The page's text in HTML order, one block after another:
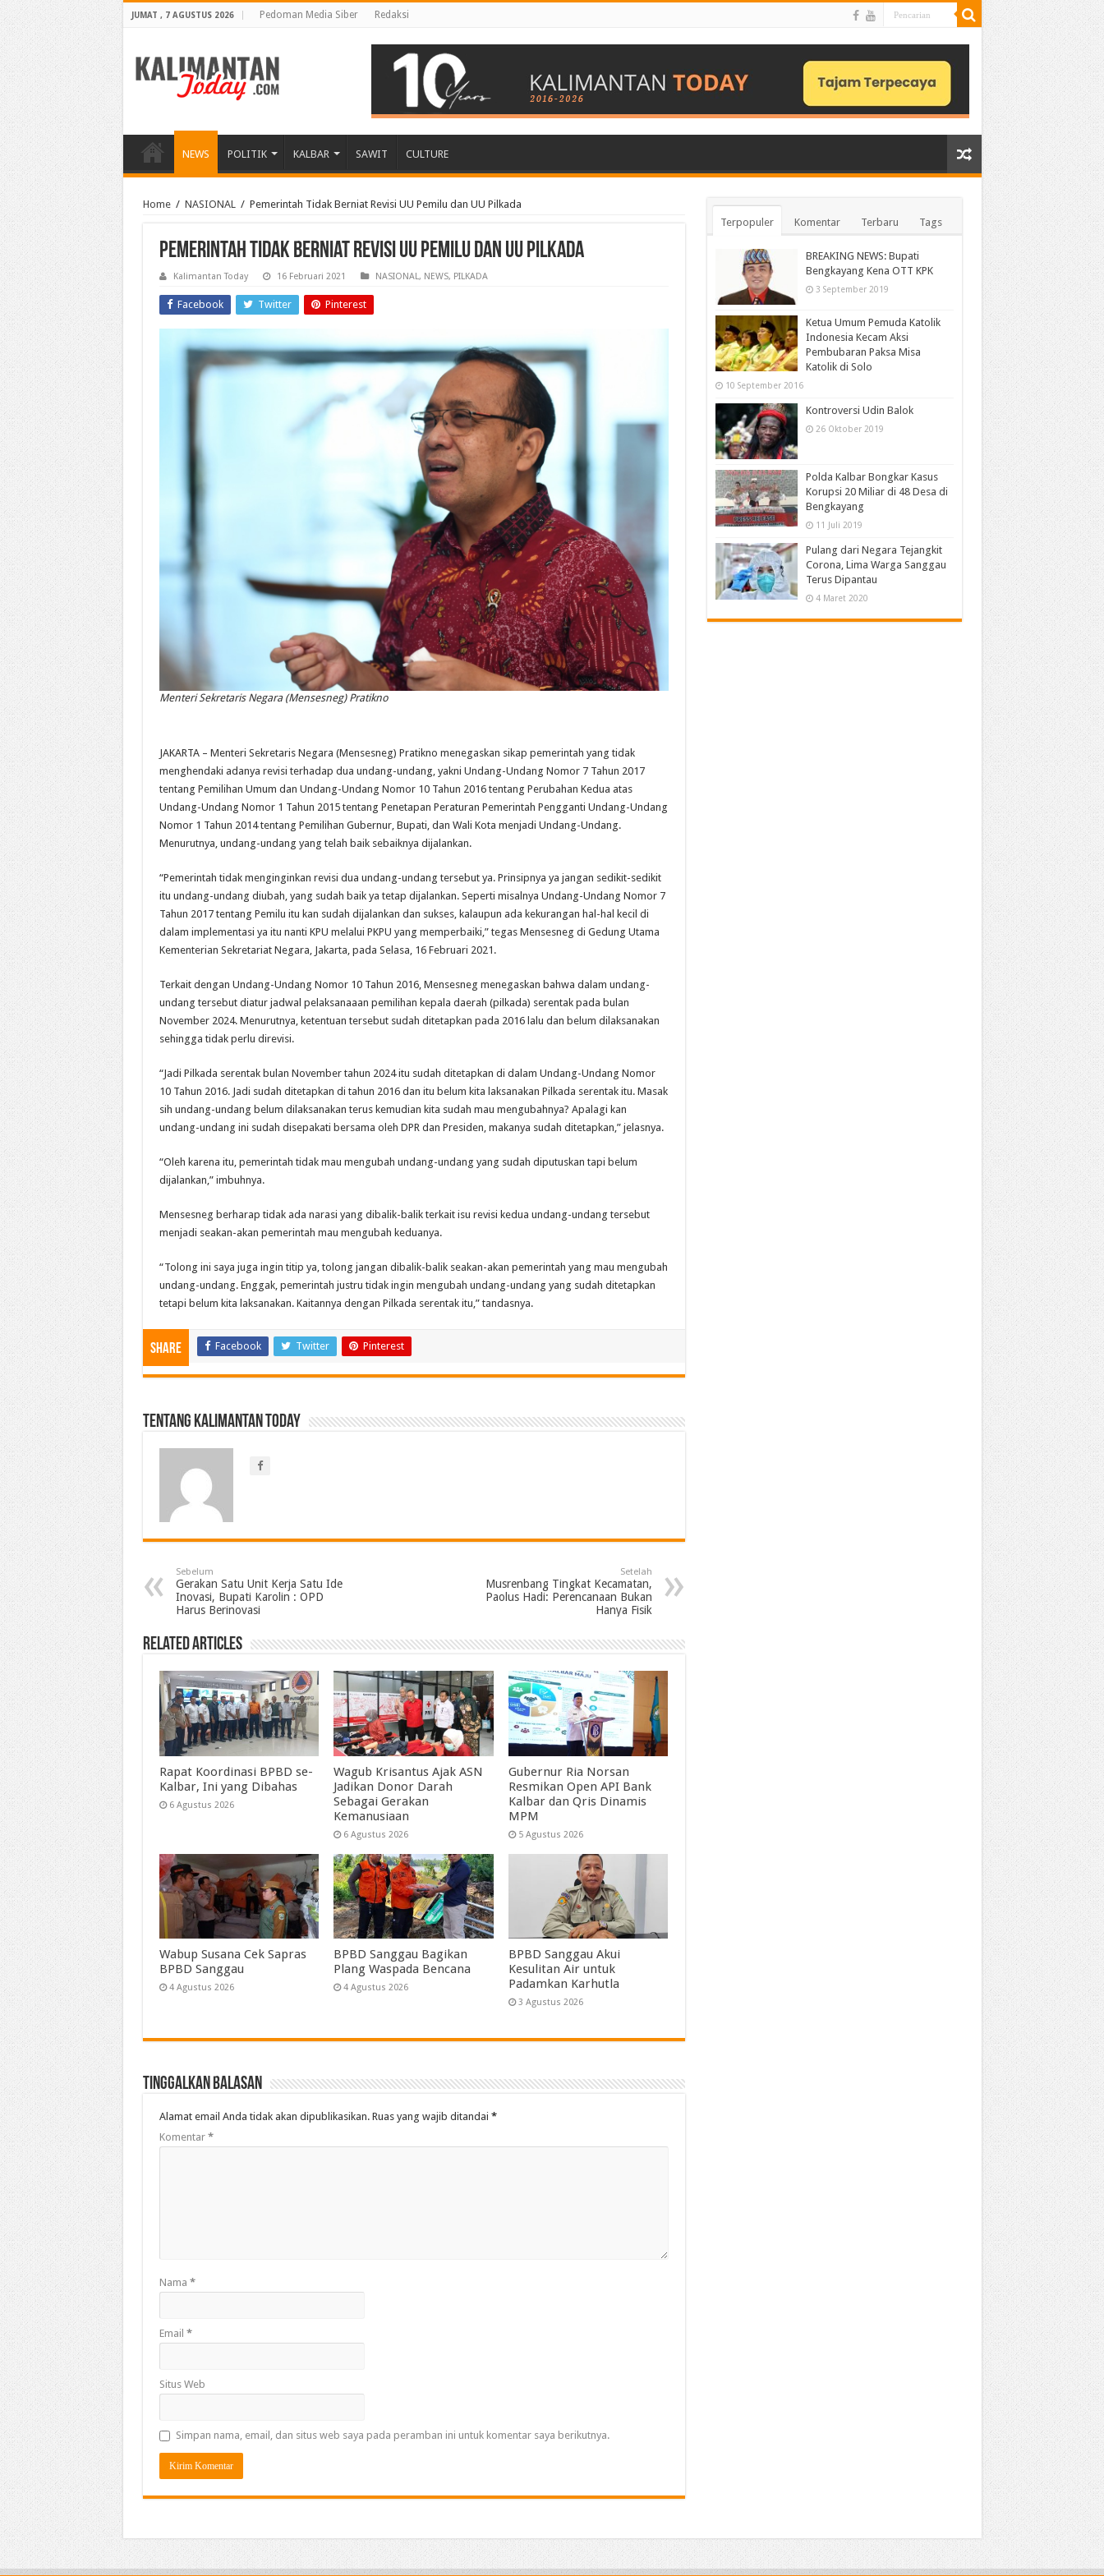
JUMAT , 7 AGUSTUS 2026 Pedoman Media Siber Redaksi
NEWS POLITIK KALBAR SAWIT CULTURE
Home / NASIONAL / Pemerintah Tidak Berniat Revisi UU Pemilu dan UU Pilkada
Pemerintah Tidak Berniat Revisi UU Pemilu dan UU Pilkada
Kalimantan Today 16 Februari 2021 NASIONAL, NEWS, PILKADA
Facebook Twitter Pinterest
Menteri Sekretaris Negara (Mensesneg) Pratikno
JAKARTA – Menteri Sekretaris Negara (Mensesneg) Pratikno menegaskan sikap pemerintah yang tidak
menghendaki adanya revisi terhadap dua undang-undang, yakni Undang-Undang Nomor 7 Tahun 2017
tentang Pemilihan Umum dan Undang-Undang Nomor 10 Tahun 2016 tentang Perubahan Kedua atas
Undang-Undang Nomor 1 Tahun 2015 tentang Penetapan Peraturan Pemerintah Pengganti Undang-Undang
Nomor 1 Tahun 2014 tentang Pemilihan Gubernur, Bupati, dan Wali Kota menjadi Undang-Undang.
Menurutnya, undang-undang yang telah baik sebaiknya dijalankan.
“Pemerintah tidak menginginkan revisi dua undang-undang tersebut ya. Prinsipnya ya jangan sedikit-sedikit
itu undang-undang diubah, yang sudah baik ya tetap dijalankan. Seperti misalnya Undang-Undang Nomor 7
Tahun 2017 tentang Pemilu itu kan sudah dijalankan dan sukses, kalaupun ada kekurangan hal-hal kecil di
dalam implementasi ya itu nanti KPU melalui PKPU yang memperbaiki,” tegas Mensesneg di Gedung Utama
Kementerian Sekretariat Negara, Jakarta, pada Selasa, 16 Februari 2021.
Terkait dengan Undang-Undang Nomor 10 Tahun 2016, Mensesneg menegaskan bahwa dalam undang-
undang tersebut diatur jadwal pelaksanaaan pemilihan kepala daerah (pilkada) serentak pada bulan
November 2024. Menurutnya, ketentuan tersebut sudah ditetapkan pada 2016 lalu dan belum dilaksanakan
sehingga tidak perlu direvisi.
“Jadi Pilkada serentak bulan November tahun 2024 itu sudah ditetapkan di dalam Undang-Undang Nomor
10 Tahun 2016. Jadi sudah ditetapkan di tahun 2016 dan itu belum kita laksanakan Pilkada serentak itu. Masak
sih undang-undang belum dilaksanakan terus kemudian kita sudah mau mengubahnya? Apalagi kan
undang-undang ini sudah disepakati bersama oleh DPR dan Presiden, makanya sudah ditetapkan,” jelasnya.
“Oleh karena itu, pemerintah tidak mau mengubah undang-undang yang sudah diputuskan tapi belum
dijalankan,” imbuhnya.
Mensesneg berharap tidak ada narasi yang dibalik-balik terkait isu revisi kedua undang-undang tersebut
menjadi seakan-akan pemerintah mau mengubah keduanya.
“Tolong ini saya juga ingin titip ya, tolong jangan dibalik-balik seakan-akan pemerintah yang mau mengubah
undang-undang. Enggak, pemerintah justru tidak ingin mengubah undang-undang yang sudah ditetapkan
tetapi belum kita laksanakan. Kaitannya dengan Pilkada serentak itu,” tandasnya.
Share Facebook Twitter Pinterest
Tentang Kalimantan Today
Sebelum
Gerakan Satu Unit Kerja Satu Ide
Inovasi, Bupati Karolin : OPD
Harus Berinovasi
Setelah
Musrenbang Tingkat Kecamatan,
Paolus Hadi: Perencanaan Bukan
Hanya Fisik
Related Articles
Rapat Koordinasi BPBD se-
Kalbar, Ini yang Dibahas
6 Agustus 2026
Wagub Krisantus Ajak ASN
Jadikan Donor Darah
Sebagai Gerakan
Kemanusiaan
6 Agustus 2026
Gubernur Ria Norsan
Resmikan Open API Bank
Kalbar dan Qris Dinamis
MPM
5 Agustus 2026
Wabup Susana Cek Sapras
BPBD Sanggau
4 Agustus 2026
BPBD Sanggau Bagikan
Plang Waspada Bencana
4 Agustus 2026
BPBD Sanggau Akui
Kesulitan Air untuk
Padamkan Karhutla
3 Agustus 2026
Tinggalkan Balasan
Alamat email Anda tidak akan dipublikasikan. Ruas yang wajib ditandai *
Komentar *
Nama *
Email *
Situs Web
Simpan nama, email, dan situs web saya pada peramban ini untuk komentar saya berikutnya.
Terpopuler Komentar Terbaru Tags
BREAKING NEWS: Bupati
Bengkayang Kena OTT KPK
3 September 2019
Ketua Umum Pemuda Katolik
Indonesia Kecam Aksi
Pembubaran Paksa Misa
Katolik di Solo
10 September 2016
Kontroversi Udin Balok
26 Oktober 2019
Polda Kalbar Bongkar Kasus
Korupsi 20 Miliar di 48 Desa di
Bengkayang
11 Juli 2019
Pulang dari Negara Tejangkit
Corona, Lima Warga Sanggau
Terus Dipantau
4 Maret 2020